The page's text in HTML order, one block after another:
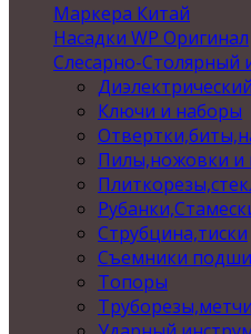
Маркера Китай
Насадки WP Оригинал
Слесарно-Столярный
Ключи и наборы
Пилы,ножовки и
Струбцина,тиски
Съемники
Топоры